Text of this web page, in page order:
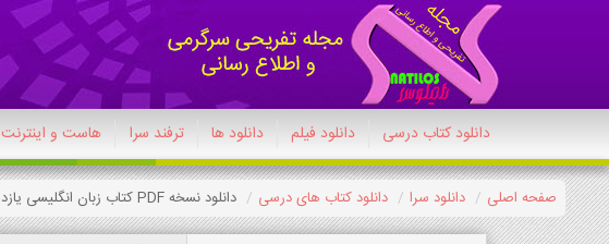
دانلود کتاب درسی دانلود فیلم دانلود ها ترفند سرا هاست و اینترنت
صفحه اصلی دانلود سرا دانلود کتاب های درسی دانلود نسخه PDF کتاب زبان انگلیسی یازدهم تجربی 1404-1405